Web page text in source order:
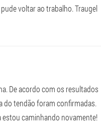
voltar ao trabalho. Traugel
De acordo com os resultados
do tendão foram confirmadas.
caminhando novamente!